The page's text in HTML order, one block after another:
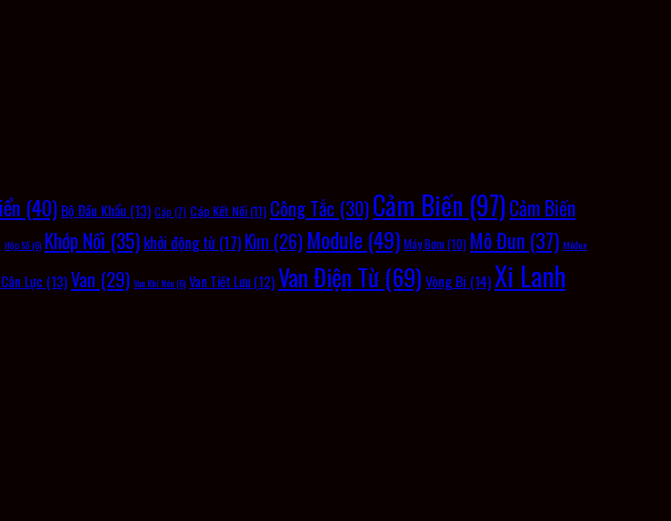
(40) Bộ Đầu Khẩu (13) Cáp (7) Cáp Kết Nối(11) Công Tắc (30)Cảm Biến (97)Cảm Biến
Hộp Số(6) Khớp Nối (35) khởi động từ (17) Kìm (26) Module (49) Máy Bơm(10) Mô Đun (37) Môđun
Lực (13)Van (29) Van Khí Nén(6) Van Tiết Lưu (12)Van Điện Từ (69) Vòng Bi (14)Xi Lanh